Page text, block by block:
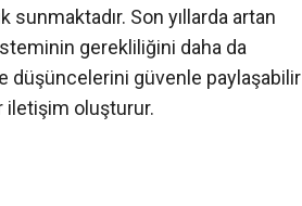
sunmaktadır. Son yıllarda artan
gerekliliğini daha da
düşüncelerini güvenle paylaşabilir
iletişim oluşturur.